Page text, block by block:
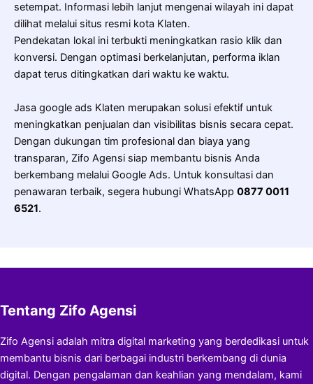
setempat. Informasi lebih lanjut mengenai wilayah ini dapat
dilihat melalui situs resmi kota Klaten.
Pendekatan lokal ini terbukti meningkatkan rasio klik dan
konversi. Dengan optimasi berkelanjutan, performa iklan
dapat terus ditingkatkan dari waktu ke waktu.
Jasa google ads Klaten merupakan solusi efektif untuk
meningkatkan penjualan dan visibilitas bisnis secara cepat.
Dengan dukungan tim profesional dan biaya yang
transparan, Zifo Agensi siap membantu bisnis Anda
berkembang melalui Google Ads. Untuk konsultasi dan
penawaran terbaik, segera hubungi WhatsApp 0877 0011
6521.
Tentang Zifo Agensi
Zifo Agensi adalah mitra digital marketing yang berdedikasi untuk
membantu bisnis dari berbagai industri berkembang di dunia
digital. Dengan pengalaman dan keahlian yang mendalam, kami